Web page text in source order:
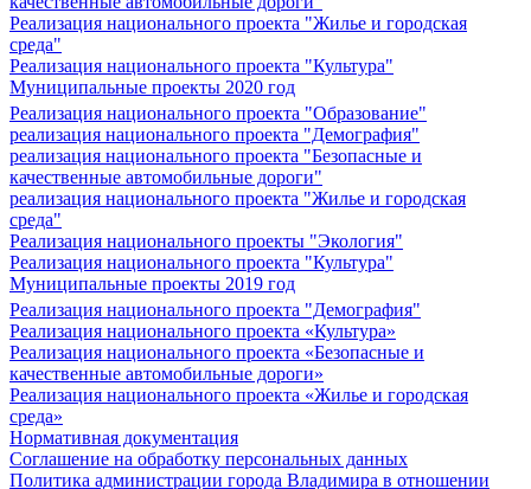
Реализация национального проекта "Жилье и городская
среда"
Реализация национального проекта "Культура"
Муниципальные проекты 2020 год
Реализация национального проекта "Образование"
реализация национального проекта "Демография"
реализация национального проекта "Безопасные и
качественные автомобильные дороги"
реализация национального проекта "Жилье и городская
среда"
Реализация национального проекты "Экология"
Реализация национального проекта "Культура"
Муниципальные проекты 2019 год
Реализация национального проекта "Демография"
Реализация национального проекта «Культура»
Реализация национального проекта «Безопасные и
качественные автомобильные дороги»
Реализация национального проекта «Жилье и городская
среда»
Нормативная документация
Соглашение на обработку персональных данных
Политика администрации города Владимира в отношении